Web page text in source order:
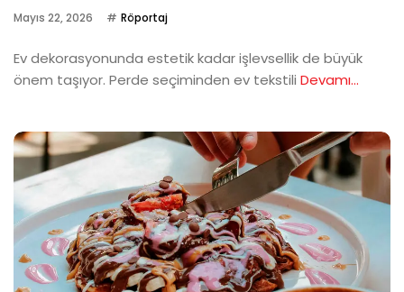
Mayıs 22, 2026 Röportaj
Ev dekorasyonunda estetik kadar işlevsellik de büyük
önem taşıyor. Perde seçiminden ev tekstili Devamı...